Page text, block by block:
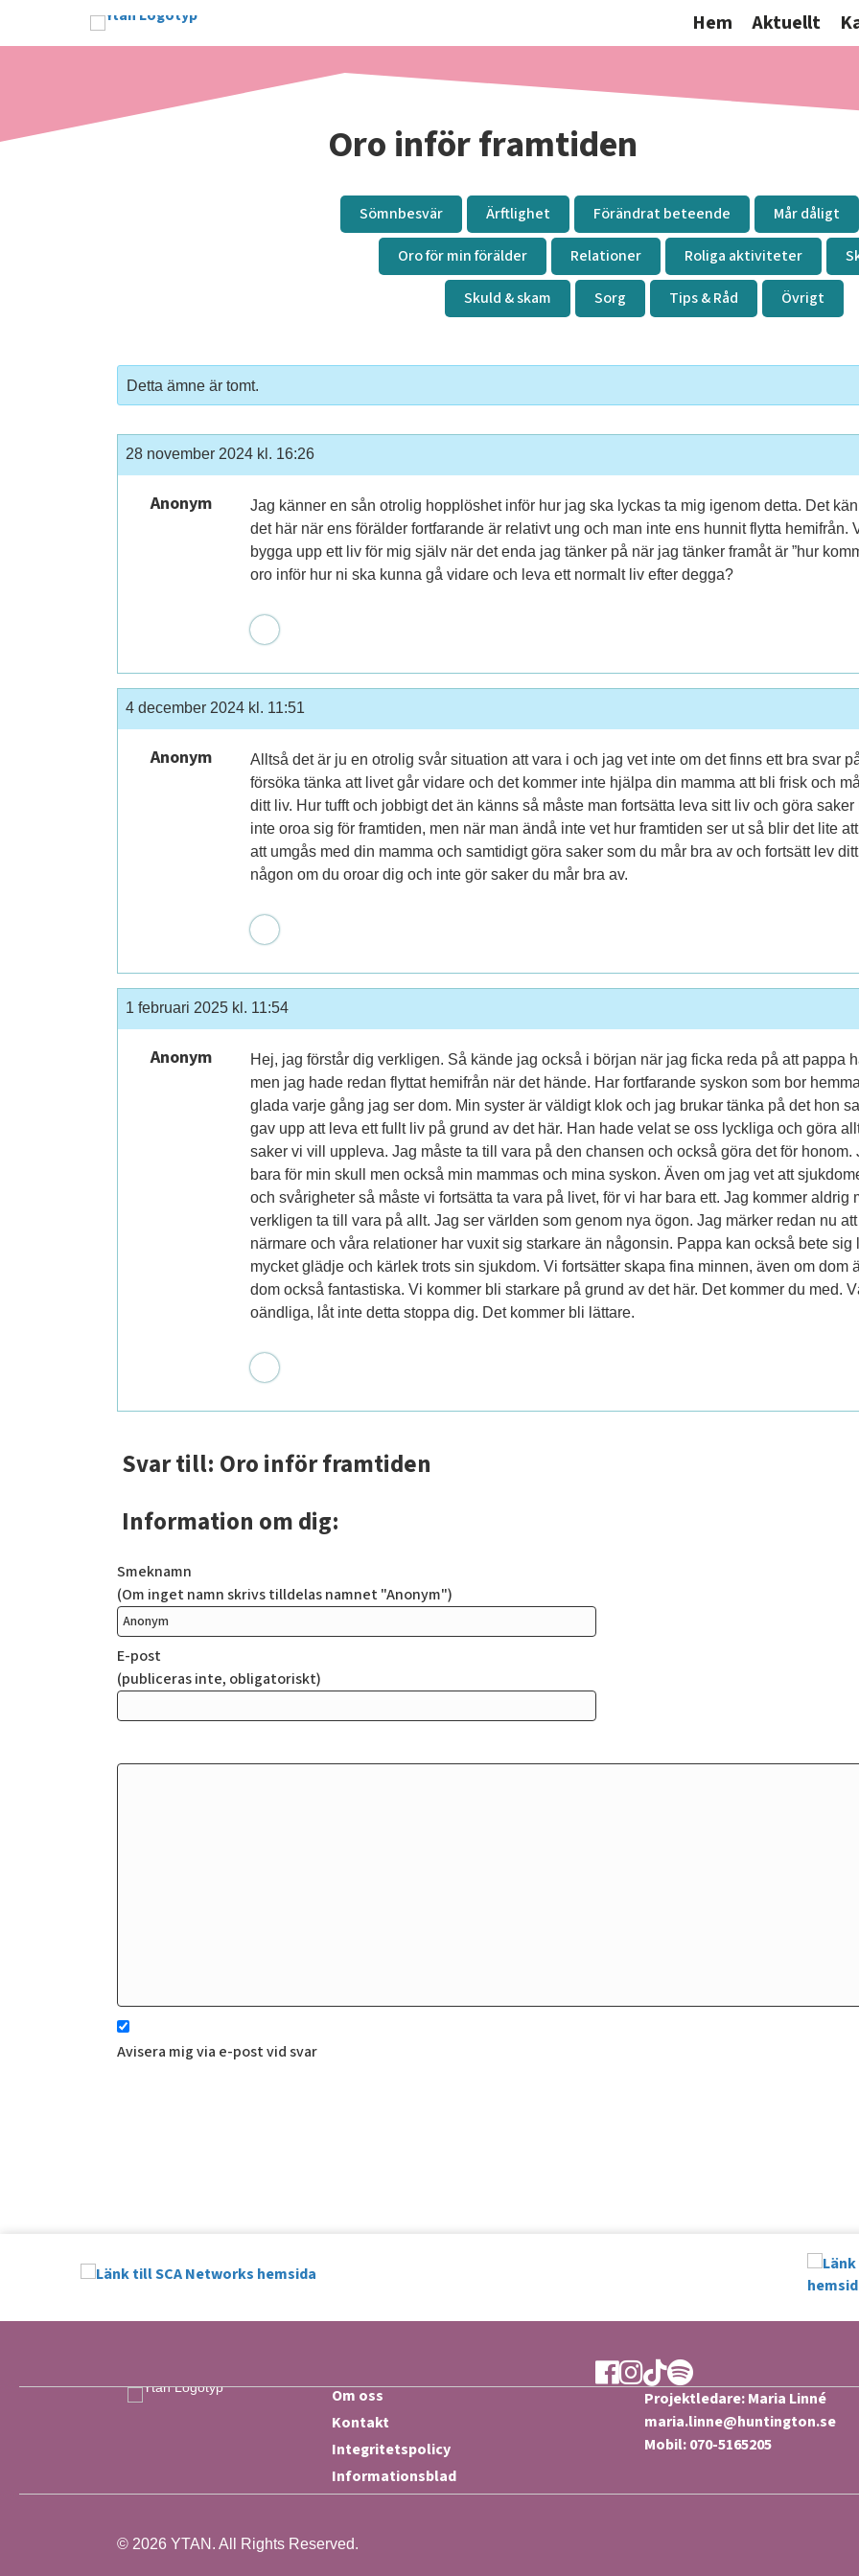
Hem Aktuellt
Oro inför framtiden
Sömnbesvär Ärftlighet Förändrat beteende Mår dåligt
Oro för min förälder
Relationer Roliga aktiviteter
Skuld & skam
Sorg Tips & Råd Övrigt
Detta ämne är tomt.
28 november 2024 kl. 16:26
Anonym
Jag känner en sån otrolig hopplöshet inför hur jag ska lyckas ta mig igenom detta. Det
det här när ens förälder fortfarande är relativt ung och man inte ens hunnit flytta hemifrån.
bygga upp ett liv för mig själv när det enda jag tänker på när jag tänker framåt är ”hur
oro inför hur ni ska kunna gå vidare och leva ett normalt liv efter degga?
4 december 2024 kl. 11:51
Anonym
Alltså det är ju en otrolig svår situation att vara i och jag vet inte om det finns ett bra svar
försöka tänka att livet går vidare och det kommer inte hjälpa din mamma att bli frisk och
ditt liv. Hur tufft och jobbigt det än känns så måste man fortsätta leva sitt liv och göra
inte oroa sig för framtiden, men när man ändå inte vet hur framtiden ser ut så blir det lite
att umgås med din mamma och samtidigt göra saker som du mår bra av och fortsätt lev
någon om du oroar dig och inte gör saker du mår bra av.
1 februari 2025 kl. 11:54
Anonym
Hej, jag förstår dig verkligen. Så kände jag också i början när jag ficka reda på att pappa
men jag hade redan flyttat hemifrån när det hände. Har fortfarande syskon som bor
glada varje gång jag ser dom. Min syster är väldigt klok och jag brukar tänka på det hon
gav upp att leva ett fullt liv på grund av det här. Han hade velat se oss lyckliga och göra
saker vi vill uppleva. Jag måste ta till vara på den chansen och också göra det för
bara för min skull men också min mammas och mina syskon. Även om jag vet att
och svårigheter så måste vi fortsätta ta vara på livet, för vi har bara ett. Jag kommer aldrig
verkligen ta till vara på allt. Jag ser världen som genom nya ögon. Jag märker redan nu
närmare och våra relationer har vuxit sig starkare än någonsin. Pappa kan också bete
mycket glädje och kärlek trots sin sjukdom. Vi fortsätter skapa fina minnen, även om dom
dom också fantastiska. Vi kommer bli starkare på grund av det här. Det kommer du med.
oändliga, låt inte detta stoppa dig. Det kommer bli lättare.
Svar till: Oro inför framtiden
Information om dig:
Smeknamn
(Om inget namn skrivs tilldelas namnet "Anonym")
E-post
(publiceras inte, obligatoriskt)
Avisera mig via e-post vid svar
Ytan Facebook
Ytan Instagram
Ytan TikTok
Ytan Spotify
Om oss
Kontakt
Integritetspolicy
Informationsblad
Projektledare: Maria Linné
maria.linne@huntington.se
Mobil: 070-5165205
© 2026 YTAN. All Rights Reserved.